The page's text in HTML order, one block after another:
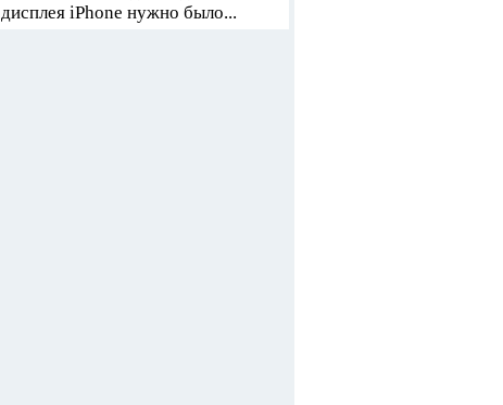
дисплея iPhone нужно было...